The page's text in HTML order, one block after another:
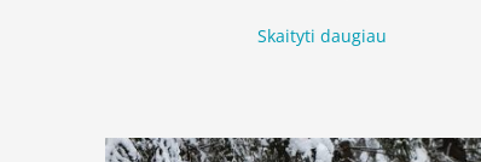
Skaityti daugiau